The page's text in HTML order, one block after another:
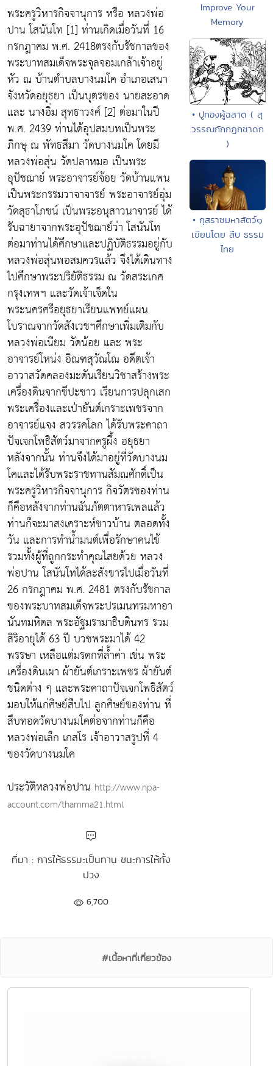
พระครูวิหารกิจจานุการ หรือ หลวงพ่อ
ปาน โสนันโท [1] ท่านเกิดเมื่อวันที่ 16
กรกฎาคม พ.ศ. 2418ตรงกับรัชกาลของ
พระบาทสมเด็จพระจุลจอมเกล้าเจ้าอยู่
หัว ณ บ้านตำบลบางนมโค อำเภอเสนา
จังหวัดอยุธยา เป็นบุตรของ นายสะอาด
และ นางอิ่ม สุทธาวงศ์ [2] ต่อมาในปี
พ.ศ. 2439 ท่านได้อุปสมบทเป็นพระ
ภิกษุ ณ พัทธสีมา วัดบางนมโค โดยมี
หลวงพ่อสุ่น วัดปลาหมอ เป็นพระ
อุปัชฌาย์ พระอาจารย์จ้อย วัดบ้านแพน
เป็นพระกรรมวาจาจารย์ พระอาจารย์อุ่ม
วัดสุธาโภชน์ เป็นพระอนุสาวนาจารย์ ได้
รับฉายาจากพระอุปัชฌาย์ว่า โสนันโท
ต่อมาท่านได้ศึกษาและปฏิบัติธรรมอยู่กับ
หลวงพ่อสุ่นพอสมควรแล้ว จึงได้เดินทาง
ไปศึกษาพระปริยัติธรรม ณ วัดสระเกศ
กรุงเทพฯ และวัดเจ้าเจ็ดใน
พระนครศรีอยุธยาเรียนแพทย์แผน
โบราณจากวัดสังเวชฯศึกษาเพิ่มเติมกับ
หลวงพ่อเนียม วัดน้อย และ พระ
อาจารย์โหน่ง อิณฑสุวัณโณ อดีตเจ้า
อาวาสวัดคลองมะดันเรียนวิชาสร้างพระ
เครื่องดินจากชีปะขาว เรียนการปลุกเสก
พระเครื่องและเป่ายันต์เกราะเพชรจาก
อาจารย์แจง สวรรคโลก ได้รับพระคาถา
ปัจเจกโพธิสัตว์มาจากครูผึ้ง อยุธยา
หลังจากนั้น ท่านจึงได้มาอยู่ที่วัดบางนม
โคและได้รับพระราชทานสัมณศักดิ์เป็น
พระครูวิหารกิจจานุการ กิจวัตรของท่าน
ก็คือหลังจากท่านฉันภัตตาหารเพลแล้ว
ท่านก็จะมาสงเคราะห์ชาวบ้าน ตลอดทั้ง
วัน และการทำน้ำมนต์เพื่อรักษาคนไข้
รวมทั้งผู้ที่ถูกกระทำคุณไสยด้วย หลวง
พ่อปาน โสนันโทได้ละสังขารไปเมื่อวันที่
26 กรกฎาคม พ.ศ. 2481 ตรงกับรัชกาล
ของพระบาทสมเด็จพระปรเมนทรมหาอา
นันทมหิดล พระอัฐมรามาธิบดินทร รวม
สิริอายุได้ 63 ปี บวชพระมาได้ 42
พรรษา เหลือแต่มรดกที่ล้ำค่า เช่น พระ
เครื่องดินเผา ผ้ายันต์เกราะเพชร ผ้ายันต์
ชนิดต่าง ๆ และพระคาถาปัจเจกโพธิสัตว์
มอบให้แก่ศิษย์สืบไป ลูกศิษย์ของท่าน ที่
สืบทอดวัดบางนมโคต่อจากท่านก็คือ
หลวงพ่อเล็ก เกสโร เจ้าอาวาสรูปที่ 4
ของวัดบางนมโค
ประวัติหลวงพ่อปาน http://www.npa-
account.com/thamma21.html
ที่มา : การให้ธรรมะเป็นทาน ชนะการให้ทั้ง
ปวง
6,700
Improve Your
Memory
• ปูทองผู้ฉลาด ( สุ
วรรณกักกฏกชาดก
)
• กุสราชมหาสัตว์๑
เขียนโดย สืบ ธรรม
ไทย
#เนื้อหาที่เกี่ยวข้อง